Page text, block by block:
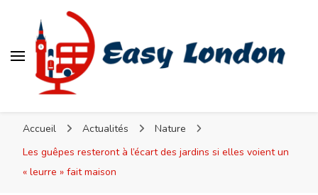
Accueil Actualités
Nature
Les guêpes resteront à l’écart des jardins si elles voient un
« leurre » fait maison